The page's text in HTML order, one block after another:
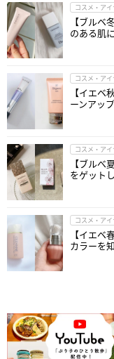
コスメ・アイ
【ブルベ
のある肌に
コスメ・アイ
【イエベ
ーンアッ
コスメ・アイ
【ブルべ
をゲット
コスメ・アイ
【イエベ
カラーを